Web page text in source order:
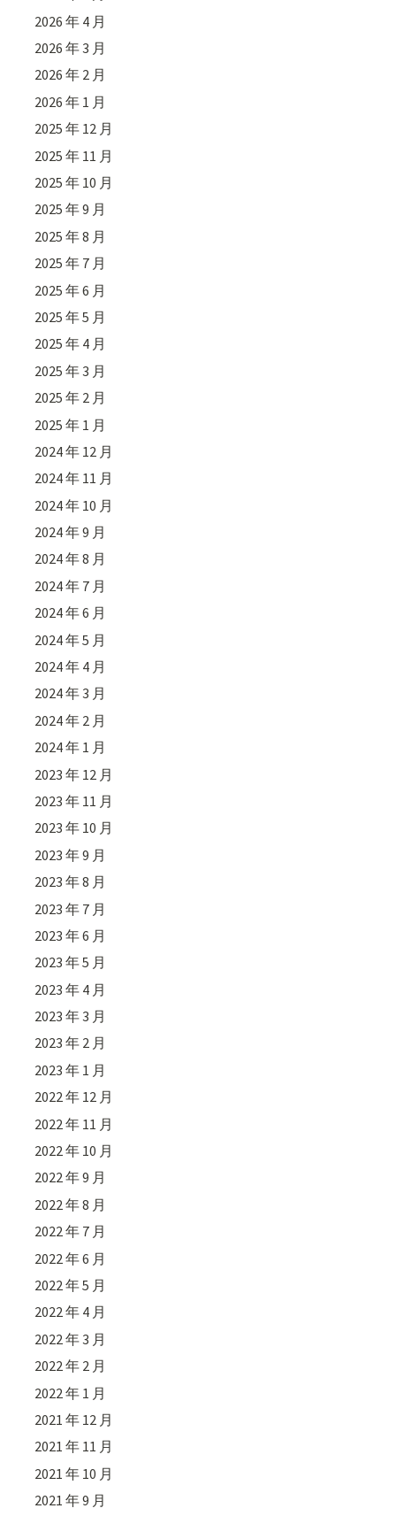
2026 年 4 月
2026 年 3 月
2026 年 2 月
2026 年 1 月
2025 年 12 月
2025 年 11 月
2025 年 10 月
2025 年 9 月
2025 年 8 月
2025 年 7 月
2025 年 6 月
2025 年 5 月
2025 年 4 月
2025 年 3 月
2025 年 2 月
2025 年 1 月
2024 年 12 月
2024 年 11 月
2024 年 10 月
2024 年 9 月
2024 年 8 月
2024 年 7 月
2024 年 6 月
2024 年 5 月
2024 年 4 月
2024 年 3 月
2024 年 2 月
2024 年 1 月
2023 年 12 月
2023 年 11 月
2023 年 10 月
2023 年 9 月
2023 年 8 月
2023 年 7 月
2023 年 6 月
2023 年 5 月
2023 年 4 月
2023 年 3 月
2023 年 2 月
2023 年 1 月
2022 年 12 月
2022 年 11 月
2022 年 10 月
2022 年 9 月
2022 年 8 月
2022 年 7 月
2022 年 6 月
2022 年 5 月
2022 年 4 月
2022 年 3 月
2022 年 2 月
2022 年 1 月
2021 年 12 月
2021 年 11 月
2021 年 10 月
2021 年 9 月